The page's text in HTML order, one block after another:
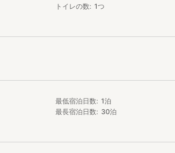
トイレの数
1つ
最低宿泊日数 1泊
最長宿泊日数
30泊